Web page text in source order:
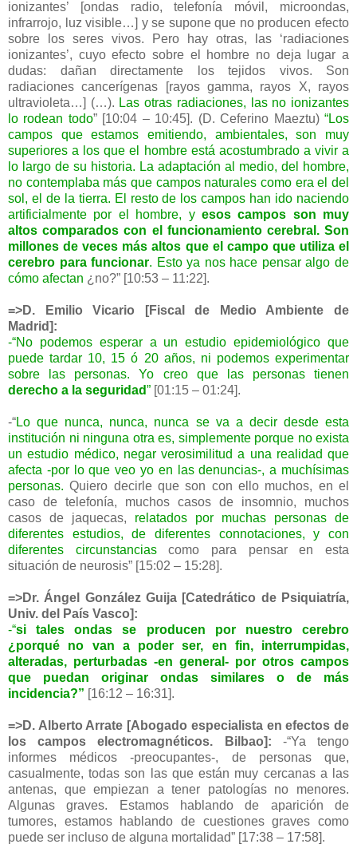
ionizantes’ [ondas radio, telefonía móvil, microondas,
infrarrojo, luz visible…] y se supone que no producen efecto
sobre los seres vivos. Pero hay otras, las ‘radiaciones
ionizantes’, cuyo efecto sobre el hombre no deja lugar a
dudas: dañan directamente los tejidos vivos. Son
radiaciones cancerígenas [rayos gamma, rayos X, rayos
ultravioleta…] (…). Las otras radiaciones, las no ionizantes
lo rodean todo” [10:04 – 10:45]. (D. Ceferino Maeztu)“Los
campos que estamos emitiendo, ambientales, son muy
superiores a los que el hombre está acostumbrado a vivir a
lo largo de su historia. La adaptación al medio, del hombre,
no contemplaba más que campos naturales como era el del
sol, el de la tierra. El resto de los campos han ido naciendo
artificialmente por el hombre, y esos campos son muy
altos comparados con el funcionamiento cerebral. Son
millones de veces más altos que el campo que utiliza el
cerebro para funcionar. Esto ya nos hace pensar algo de
cómo afectan ¿no?” [10:53 – 11:22].
=>D. Emilio Vicario [Fiscal de Medio Ambiente de
Madrid]:
-“No podemos esperar a un estudio epidemiológico que
puede tardar 10, 15 ó 20 años, ni podemos experimentar
sobre las personas. Yo creo que las personas tienen
derecho a la seguridad” [01:15 – 01:24].
-“Lo que nunca, nunca, nunca se va a decir desde esta
institución ni ninguna otra es, simplemente porque no exista
un estudio médico, negar verosimilitud a una realidad que
afecta -por lo que veo yo en las denuncias-, a muchísimas
personas. Quiero decirle que son con ello muchos, en el
caso de telefonía, muchos casos de insomnio, muchos
casos de jaquecas, relatados por muchas personas de
diferentes estudios, de diferentes connotaciones, y con
diferentes circunstanciascomo para pensar en esta
situación de neurosis” [15:02 – 15:28].
=>Dr. Ángel González Guija [Catedrático de Psiquiatría,
Univ. del País Vasco]:
-“si tales ondas se producen por nuestro cerebro
¿porqué no van a poder ser, en fin, interrumpidas,
alteradas, perturbadas -en general- por otros campos
que puedan originar ondas similares o de más
incidencia?” [16:12 – 16:31].
=>D. Alberto Arrate [Abogado especialista en efectos de
los campos electromagnéticos. Bilbao]: -“Ya tengo
informes médicos -preocupantes-, de personas que,
casualmente, todas son las que están muy cercanas a las
antenas, que empiezan a tener patologías no menores.
Algunas graves. Estamos hablando de aparición de
tumores, estamos hablando de cuestiones graves como
puede ser incluso de alguna mortalidad” [17:38 – 17:58].